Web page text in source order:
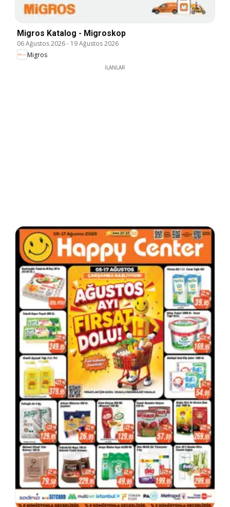
Migros Katalog - Migroskop
06 Ağustos 2026- 19 Ağustos 2026
Migros
İLANLAR